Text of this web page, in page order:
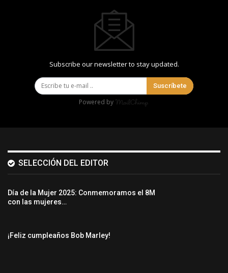
Subscribe our newsletter to stay updated.
Suscríbete
Powered by
SELECCIÓN DEL EDITOR
Día de la Mujer 2025: Conmemoramos el 8M
con las mujeres…
¡Feliz cumpleaños Bob Marley!